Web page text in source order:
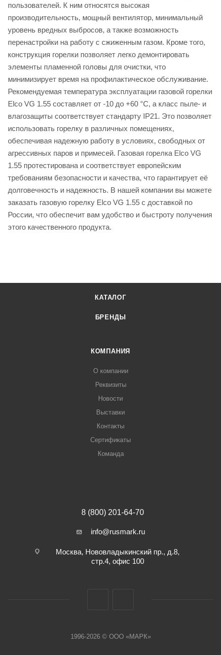
пользователей. К ним относятся высокая
производительность, мощный вентилятор, минимальный
уровень вредных выбросов, а также возможность
перенастройки на работу с сжиженным газом. Кроме того,
конструкция горелки позволяет легко демонтировать
элементы пламенной головы для очистки, что
минимизирует время на профилактическое обслуживание.
Рекомендуемая температура эксплуатации газовой горелки
Elco VG 1.55 составляет от -10 до +60 °C, а класс пыле- и
влагозащиты соответствует стандарту IP21. Это позволяет
использовать горелку в различных помещениях,
обеспечивая надежную работу в условиях, свободных от
агрессивных паров и примесей. Газовая горелка Elco VG
1.55 протестирована и соответствует европейским
требованиям безопасности и качества, что гарантирует её
долговечность и надежность. В нашей компании вы можете
заказать газовую горелку Elco VG 1.55 с доставкой по
России, что обеспечит вам удобство и быстроту получения
этого качественного продукта.
КАТАЛОГ
БРЕНДЫ
КОМПАНИЯ
О компании
Реквизиты
Новости
Выставки
Контакты
Сертификаты
Команда
8 (800) 201-64-70
info@rusmark.ru
Москва, Нововладыкинский пр., д.8,
стр.4, офис 100
1996-2026 © ООО «МАРК»